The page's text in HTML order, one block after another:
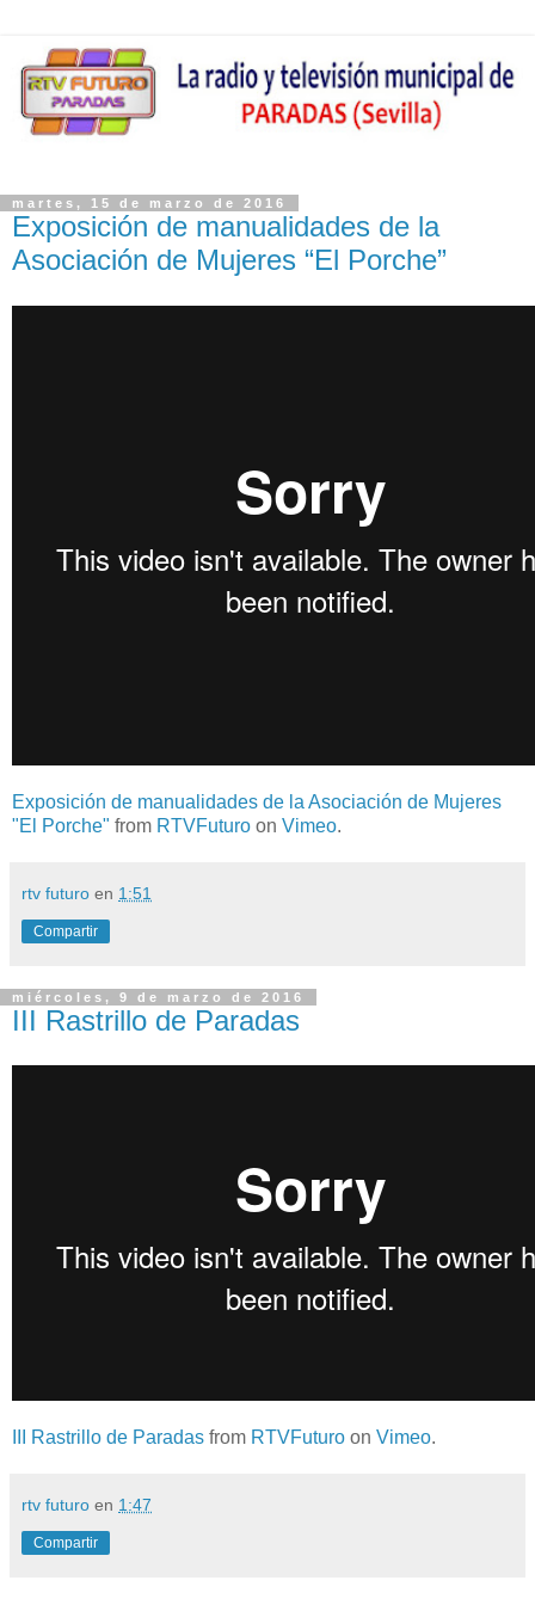
martes, 15 de marzo de 2016
Exposición de manualidades de la
Asociación de Mujeres “El Porche”
Exposición de manualidades de la Asociación de Mujeres
"El Porche" from RTVFuturo on Vimeo.
rtv futuro en 1:51
Compartir
miércoles, 9 de marzo de 2016
III Rastrillo de Paradas
III Rastrillo de Paradas from RTVFuturo on Vimeo.
rtv futuro en 1:47
Compartir